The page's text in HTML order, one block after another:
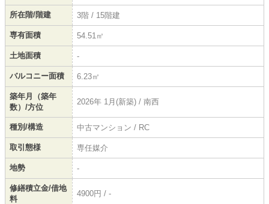
所在階/階建 3階 / 15階建
専有面積 54.51㎡
土地面積 -
バルコニー面積 6.23㎡
築年月（築年
数）/方位
2026年 1月(新築) / 南西
種別/構造 中古マンション / RC
取引態様 専任媒介
地勢 -
修繕積立金/借地
料
4900円 / -